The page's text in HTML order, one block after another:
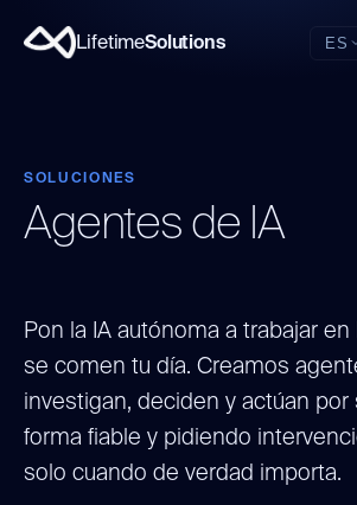
LifetimeSolutions ES
SOLUCIONES
Agentes de IA
Pon la IA autónoma a trabajar
se comen tu día. Creamos
investigan, deciden y actúan
forma fiable y pidiendo
solo cuando de verdad importa.